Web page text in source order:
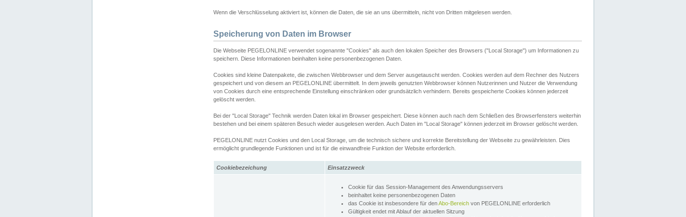
Wenn die Verschlüsselung aktiviert ist, können die Daten, die sie an uns übermitteln, nicht von Dritten mitgelesen werden.
Speicherung von Daten im Browser
Die Webseite PEGELONLINE verwendet sogenannte "Cookies" als auch den lokalen Speicher des Browsers ("Local Storage") um Informationen zu
speichern. Diese Informationen beinhalten keine personenbezogenen Daten.
Cookies sind kleine Datenpakete, die zwischen Webbrowser und dem Server ausgetauscht werden. Cookies werden auf dem Rechner des Nutzers
gespeichert und von diesem an PEGELONLINE übermittelt. In dem jeweils genutzten Webbrowser können Nutzerinnen und Nutzer die Verwendung
von Cookies durch eine entsprechende Einstellung einschränken oder grundsätzlich verhindern. Bereits gespeicherte Cookies können jederzeit
gelöscht werden.
Bei der "Local Storage" Technik werden Daten lokal im Browser gespeichert. Diese können auch nach dem Schließen des Browserfensters weiterhin
bestehen und bei einem späteren Besuch wieder ausgelesen werden. Auch Daten im "Local Storage" können jederzeit im Browser gelöscht werden.
PEGELONLINE nutzt Cookies und den Local Storage, um die technisch sichere und korrekte Bereitstellung der Webseite zu gewährleisten. Dies
ermöglicht grundlegende Funktionen und ist für die einwandfreie Funktion der Website erforderlich.
Cookiebezeichung Einsatzzweck
Cookie für das Session-Management des Anwendungsservers
beinhaltet keine personenbezogenen Daten
das Cookie ist insbesondere für denAbo-Bereich von PEGELONLINE erforderlich
Gültigkeit endet mit Ablauf der aktuellen Sitzung